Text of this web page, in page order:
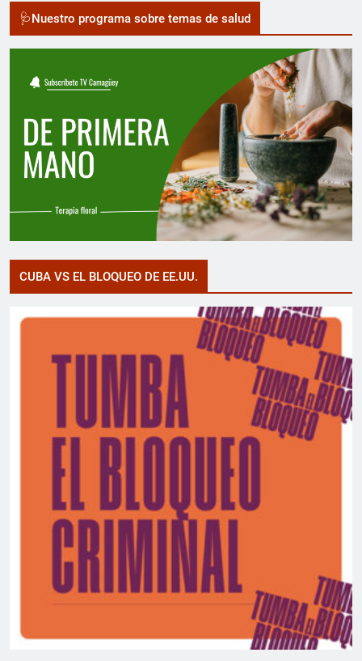
🩺Nuestro programa sobre temas de salud
CUBA VS EL BLOQUEO DE EE.UU.